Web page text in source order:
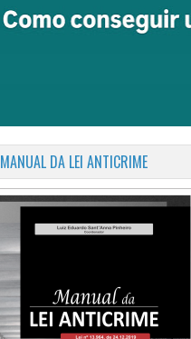
MANUAL DA LEI ANTICRIME